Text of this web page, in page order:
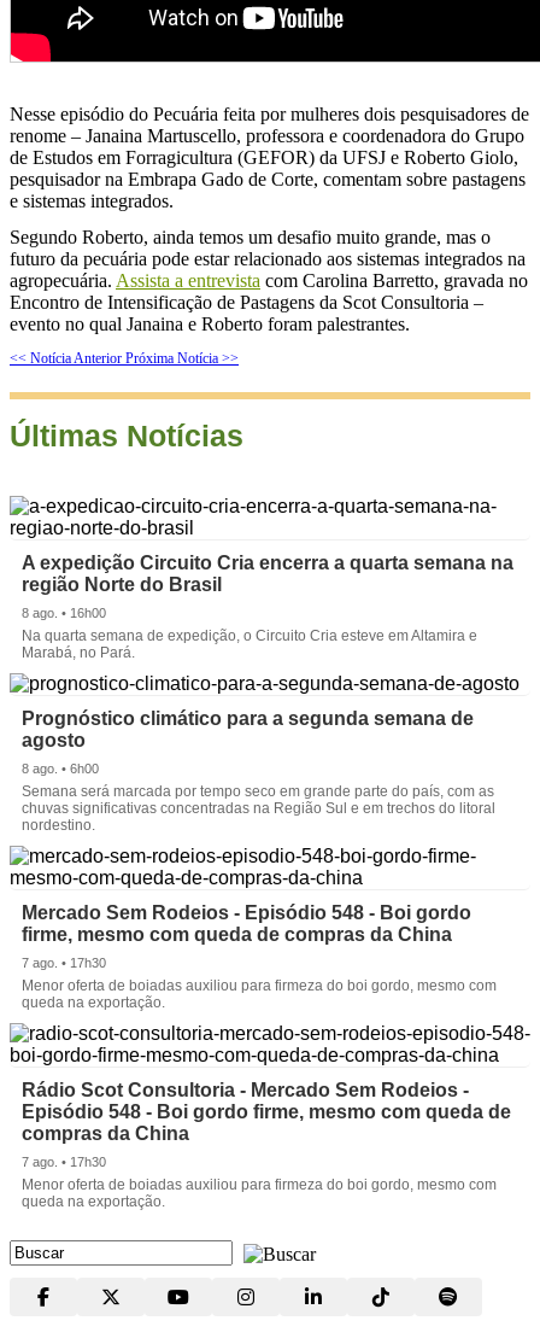
Nesse episódio do Pecuária feita por mulheres dois pesquisadores de
renome – Janaina Martuscello, professora e coordenadora do Grupo
de Estudos em Forragicultura (GEFOR) da UFSJ e Roberto Giolo,
pesquisador na Embrapa Gado de Corte, comentam sobre pastagens
e sistemas integrados.
Segundo Roberto, ainda temos um desafio muito grande, mas o
futuro da pecuária pode estar relacionado aos sistemas integrados na
agropecuária. Assista a entrevista com Carolina Barretto, gravada no
Encontro de Intensificação de Pastagens da Scot Consultoria –
evento no qual Janaina e Roberto foram palestrantes.
<< Notícia Anterior Próxima Notícia >>
Últimas Notícias
A expedição Circuito Cria encerra a quarta semana na
região Norte do Brasil
8 ago. • 16h00
Na quarta semana de expedição, o Circuito Cria esteve em Altamira e
Marabá, no Pará.
Prognóstico climático para a segunda semana de
agosto
8 ago. • 6h00
Semana será marcada por tempo seco em grande parte do país, com as
chuvas significativas concentradas na Região Sul e em trechos do litoral
nordestino.
Mercado Sem Rodeios - Episódio 548 - Boi gordo
firme, mesmo com queda de compras da China
7 ago. • 17h30
Menor oferta de boiadas auxiliou para firmeza do boi gordo, mesmo com
queda na exportação.
Rádio Scot Consultoria - Mercado Sem Rodeios -
Episódio 548 - Boi gordo firme, mesmo com queda de
compras da China
7 ago. • 17h30
Menor oferta de boiadas auxiliou para firmeza do boi gordo, mesmo com
queda na exportação.